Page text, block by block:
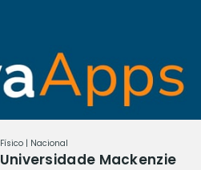
Físico | Nacional
Universidade Mackenzie